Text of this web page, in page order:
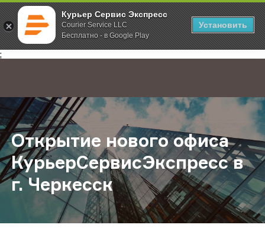
Курьер Сервис Экспресс
Courier Service LLC
Бесплатно - в Google Play
Установить
;
Главная О компании Новости Открытие нового офиса
Открытие нового офиса
КурьерСервисЭкспресс в
г. Черкесск